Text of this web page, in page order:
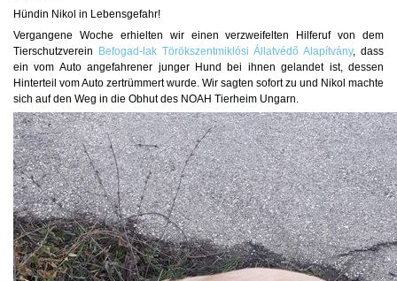
Hündin Nikol in Lebensgefahr!
Vergangene Woche erhielten wir einen verzweifelten Hilferuf von dem
Tierschutzverein
Befogad-lak Törökszentmiklósi Állatvédő Alapítvány, dass
ein vom Auto angefahrener junger Hund bei ihnen gelandet ist, dessen
Hinterteil vom Auto zertrümmert wurde. Wir sagten sofort zu und Nikol machte
sich auf den Weg in die Obhut des NOAH Tierheim Ungarn.